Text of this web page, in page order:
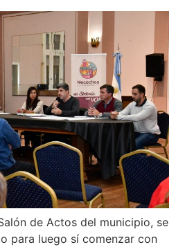
de Actos del municipio, se
para luego sí comenzar con